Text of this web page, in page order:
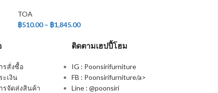
TOA
฿510.00 – ฿1,845.00
รสั่งซื้อ
ะเงิน
รจัดส่งสินค้า
ติดตามเฮปปี้โฮม
IG : Poonsirifurniture
FB : Poonsirifurniture/a>
Line : @poonsiri